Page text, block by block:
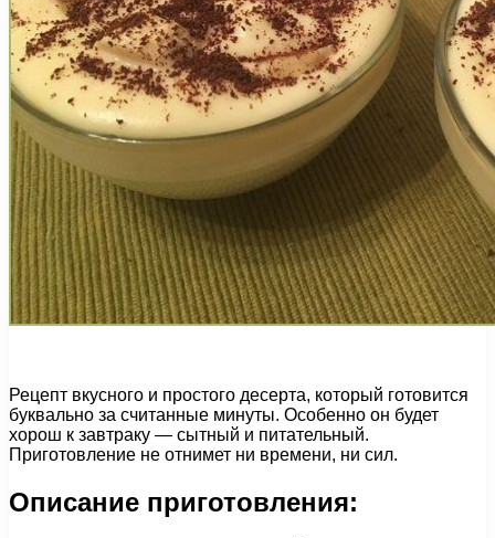
Рецепт вкусного и простого десерта, который готовится
буквально за считанные минуты. Особенно он будет
хорош к завтраку — сытный и питательный.
Приготовление не отнимет ни времени, ни сил.
Описание приготовления: